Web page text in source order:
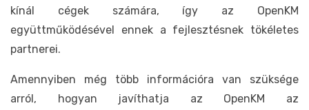
kínál cégek számára, így az OpenKM
együttműködésével ennek a fejlesztésnek tökéletes
partnerei.
Amennyiben még több információra van szüksége
arról, hogyan javíthatja az OpenKM az